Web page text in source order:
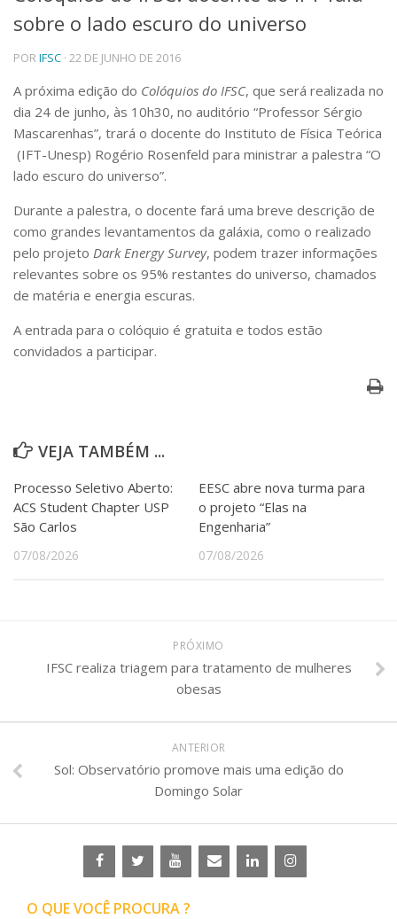
Telefones e Mapas
Pessoas
Ensino
Graduação
Pós-Graduação
Educação a distância
Cursos de Extensão
Pesquisa e Inovação
Centros, Núcleos e Projetos em Rede
Pós-doutorado
Iniciação Científica
Transferência de Tecnologia
Empresas Juniores
Projetos, Programas e Cursos
Artes, Cultura e Esportes
Apoio ao Estudante
RH, Administrativo e Financeiro
Outros serviços
Comunicação
Assessorias e Mídias
sobre o lado escuro do universo
PORIFSC · 22 DE JUNHO DE 2016
A próxima edição do Colóquios do IFSC, que será realizada no
dia 24 de junho, às 10h30, no auditório “Professor Sérgio
Mascarenhas”, trará o docente do Instituto de Física Teórica
(IFT-Unesp) Rogério Rosenfeld para ministrar a palestra “O
lado escuro do universo”.
Durante a palestra, o docente fará uma breve descrição de
como grandes levantamentos da galáxia, como o realizado
pelo projeto Dark Energy Survey, podem trazer informações
relevantes sobre os 95% restantes do universo, chamados
de matéria e energia escuras.
A entrada para o colóquio é gratuita e todos estão
convidados a participar.
VEJA TAMBÉM ...
Processo Seletivo Aberto:
ACS Student Chapter USP
São Carlos
07/08/2026
EESC abre nova turma para
o projeto “Elas na
Engenharia”
07/08/2026
PRÓXIMO
IFSC realiza triagem para tratamento de mulheres
obesas
ANTERIOR
Sol: Observatório promove mais uma edição do
Domingo Solar
O QUE VOCÊ PROCURA ?